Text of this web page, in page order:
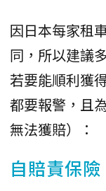
因日本每家租
同，所以建議
若要能順利獲
都要報警，且
無法獲賠）：
自賠責保險